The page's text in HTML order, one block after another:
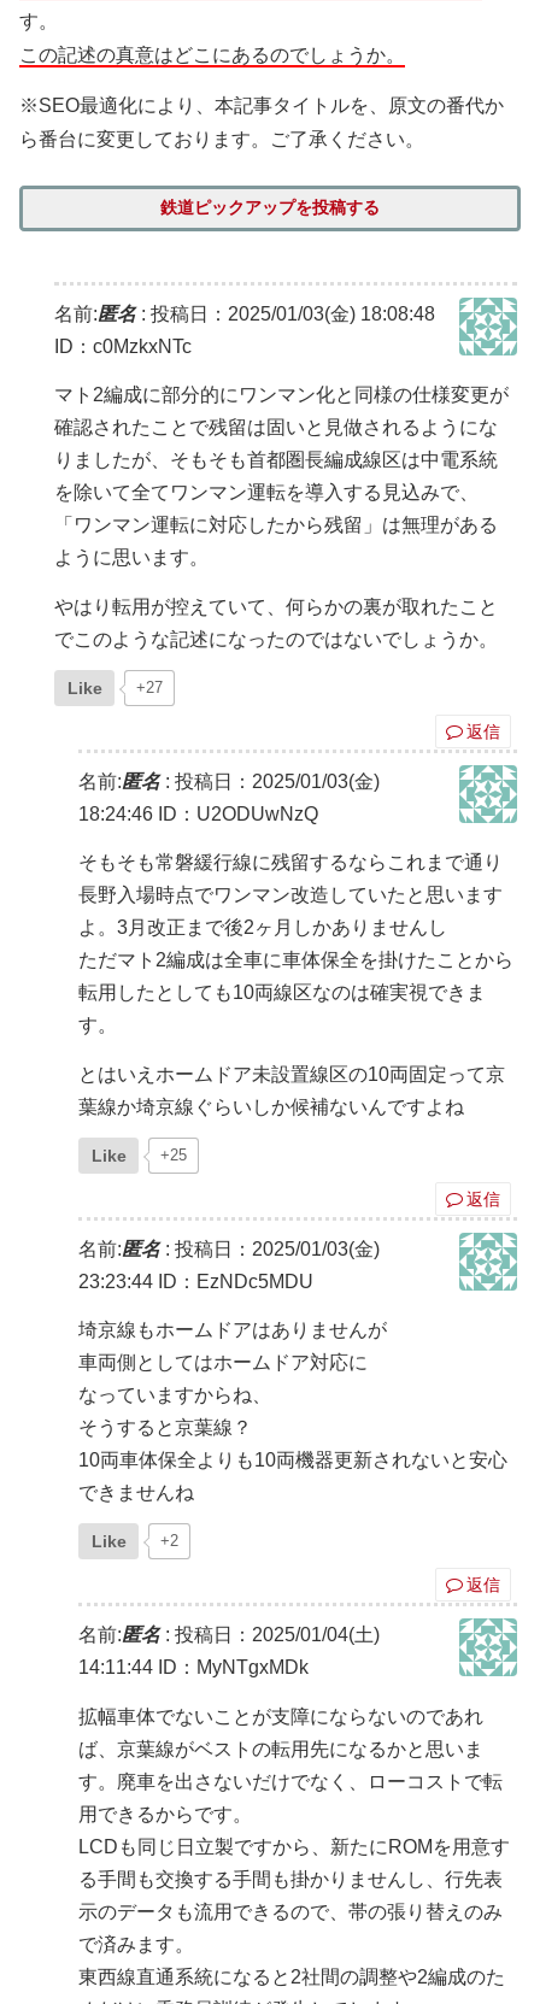
す。
この記述の真意はどこにあるのでしょうか。
※SEO最適化により、本記事タイトルを、原文の番代か
ら番台に変更しております。ご了承ください。
鉄道ピックアップを投稿する
名前:匿名: 投稿日：2025/01/03(金) 18:08:48
ID：c0MzkxNTc
マト2編成に部分的にワンマン化と同様の仕様変更が
確認されたことで残留は固いと見做されるようにな
りましたが、そもそも首都圏長編成線区は中電系統
を除いて全てワンマン運転を導入する見込みで、
「ワンマン運転に対応したから残留」は無理がある
ように思います。
やはり転用が控えていて、何らかの裏が取れたこと
でこのような記述になったのではないでしょうか。
Like +27
返信
名前:匿名: 投稿日：2025/01/03(金)
18:24:46 ID：U2ODUwNzQ
そもそも常磐緩行線に残留するならこれまで通り
長野入場時点でワンマン改造していたと思います
よ。3月改正まで後2ヶ月しかありませんし
ただマト2編成は全車に車体保全を掛けたことから
転用したとしても10両線区なのは確実視できま
す。
とはいえホームドア未設置線区の10両固定って京
葉線か埼京線ぐらいしか候補ないんですよね
Like +25
返信
名前:匿名: 投稿日：2025/01/03(金)
23:23:44 ID：EzNDc5MDU
埼京線もホームドアはありませんが
車両側としてはホームドア対応に
なっていますからね、
そうすると京葉線？
10両車体保全よりも10両機器更新されないと安心
できませんね
Like +2
返信
名前:匿名: 投稿日：2025/01/04(土)
14:11:44 ID：MyNTgxMDk
拡幅車体でないことが支障にならないのであれ
ば、京葉線がベストの転用先になるかと思いま
す。廃車を出さないだけでなく、ローコストで転
用できるからです。
LCDも同じ日立製ですから、新たにROMを用意す
る手間も交換する手間も掛かりませんし、行先表
示のデータも流用できるので、帯の張り替えのみ
で済みます。
東西線直通系統になると2社間の調整や2編成のた